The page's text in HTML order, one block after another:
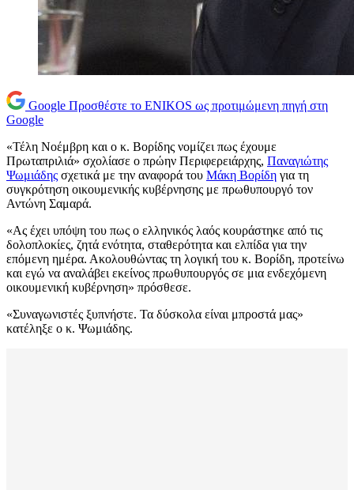
Google Προσθέστε το ENIKOS ως προτιμώμενη πηγή στη
Google
«Τέλη Νοέμβρη και ο κ. Βορίδης νομίζει πως έχουμε
Πρωταπριλιά» σχολίασε ο πρώην Περιφερειάρχης, Παναγιώτης
Ψωμιάδης σχετικά με την αναφορά του Μάκη Βορίδη για τη
συγκρότηση οικουμενικής κυβέρνησης με πρωθυπουργό τον
Αντώνη Σαμαρά.
«Ας έχει υπόψη του πως ο ελληνικός λαός κουράστηκε από τις
δολοπλοκίες, ζητά ενότητα, σταθερότητα και ελπίδα για την
επόμενη ημέρα. Ακολουθώντας τη λογική του κ. Βορίδη, προτείνω
και εγώ να αναλάβει εκείνος πρωθυπουργός σε μια ενδεχόμενη
οικουμενική κυβέρνηση» πρόσθεσε.
«Συναγωνιστές ξυπνήστε. Τα δύσκολα είναι μπροστά μας»
κατέληξε ο κ. Ψωμιάδης.